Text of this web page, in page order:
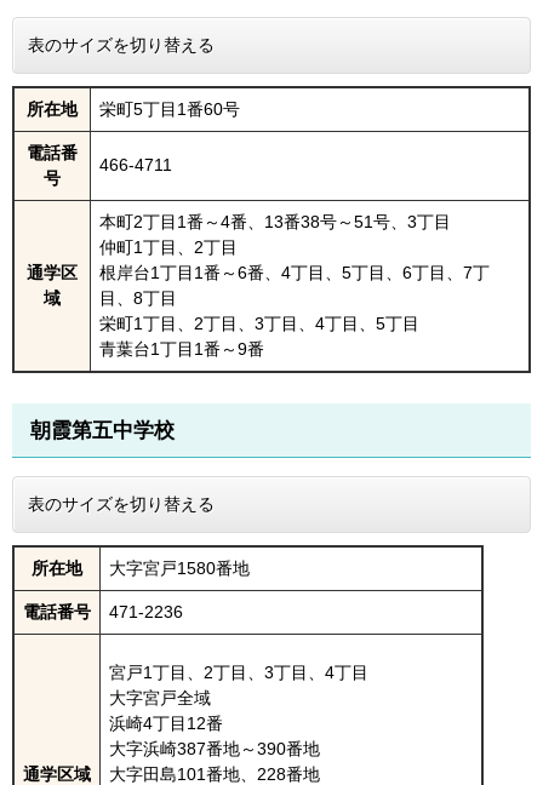
表のサイズを切り替える
所在地 栄町5丁目1番60号
電話番
号
466-4711
通学区
域
本町2丁目1番～4番、13番38号～51号、3丁目
仲町1丁目、2丁目
根岸台1丁目1番～6番、4丁目、5丁目、6丁目、7丁
目、8丁目
栄町1丁目、2丁目、3丁目、4丁目、5丁目
青葉台1丁目1番～9番
朝霞第五中学校
表のサイズを切り替える
所在地 大字宮戸1580番地
電話番号 471-2236
通学区域
宮戸1丁目、2丁目、3丁目、4丁目
大字宮戸全域
浜崎4丁目12番
大字浜崎387番地～390番地
大字田島101番地、228番地